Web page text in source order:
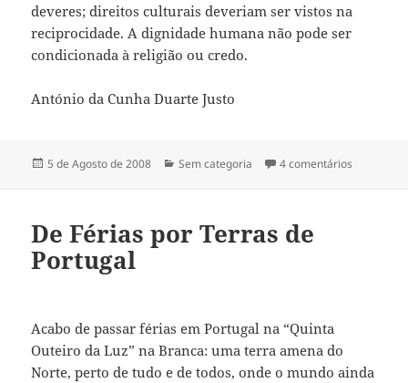
deveres; direitos culturais deveriam ser vistos na
reciprocidade. A dignidade humana não pode ser
condicionada à religião ou credo.
António da Cunha Duarte Justo
Publicado
5 de Agosto de 2008 Categorias
Sem categoria 4 comentários
De Férias por Terras de
Portugal
Acabo de passar férias em Portugal na “Quinta
Outeiro da Luz” na Branca: uma terra amena do
Norte, perto de tudo e de todos, onde o mundo ainda